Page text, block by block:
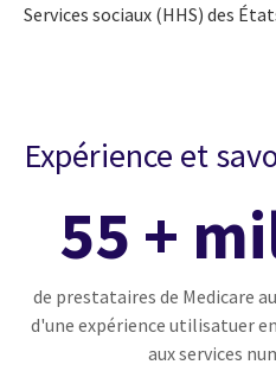
Services sociaux (HHS) des
Expérience et
55 +
de prestataires de Medicare
d'une expérience utilisatuer
aux services